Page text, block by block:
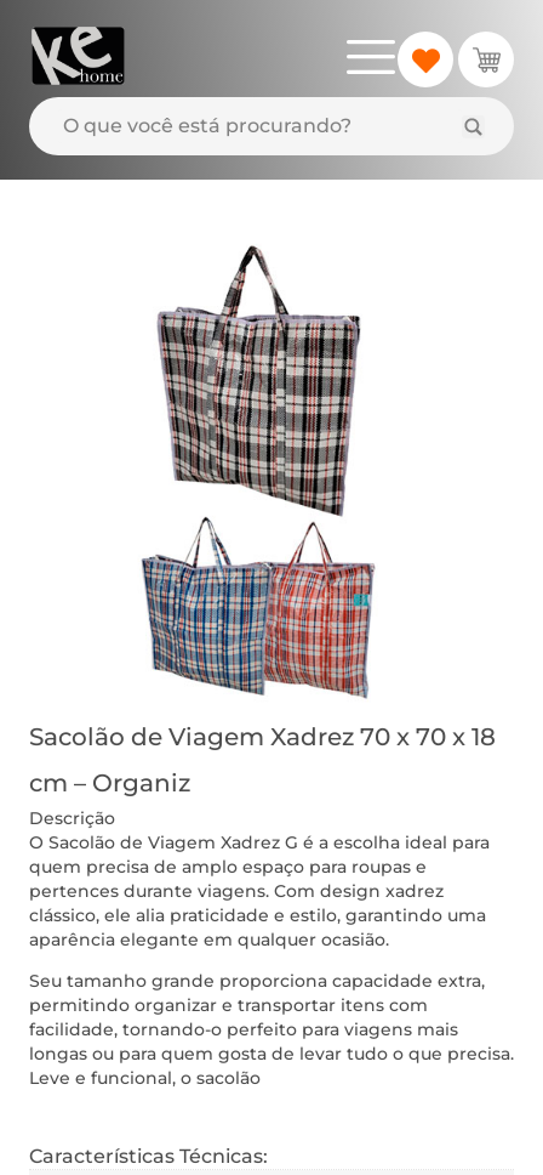
Sacolão de Viagem Xadrez 70 x 70 x 18
cm – Organiz
Descrição
O Sacolão de Viagem Xadrez G é a escolha ideal para
quem precisa de amplo espaço para roupas e
pertences durante viagens. Com design xadrez
clássico, ele alia praticidade e estilo, garantindo uma
aparência elegante em qualquer ocasião.
Seu tamanho grande proporciona capacidade extra,
permitindo organizar e transportar itens com
facilidade, tornando-o perfeito para viagens mais
longas ou para quem gosta de levar tudo o que precisa.
Leve e funcional, o sacolão
Características Técnicas: